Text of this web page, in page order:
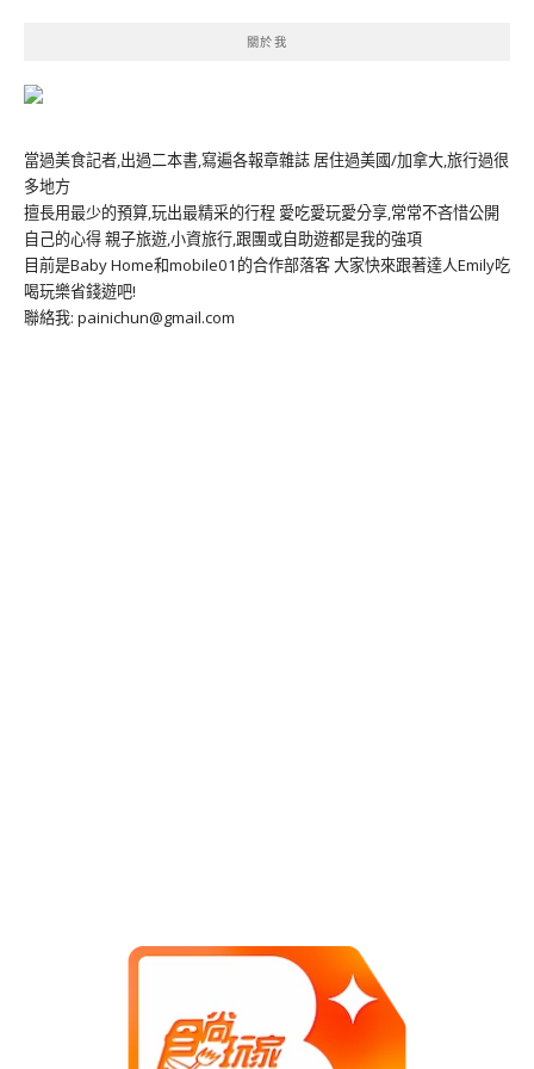
關於我
當過美食記者,出過二本書,寫遍各報章雜誌 居住過美國/加拿大,旅行過很
多地方
擅長用最少的預算,玩出最精采的行程 愛吃愛玩愛分享,常常不吝惜公開
自己的心得 親子旅遊,小資旅行,跟團或自助遊都是我的強項
目前是Baby Home和mobile01的合作部落客 大家快來跟著達人Emily吃
喝玩樂省錢遊吧!
聯絡我: painichun@gmail.com